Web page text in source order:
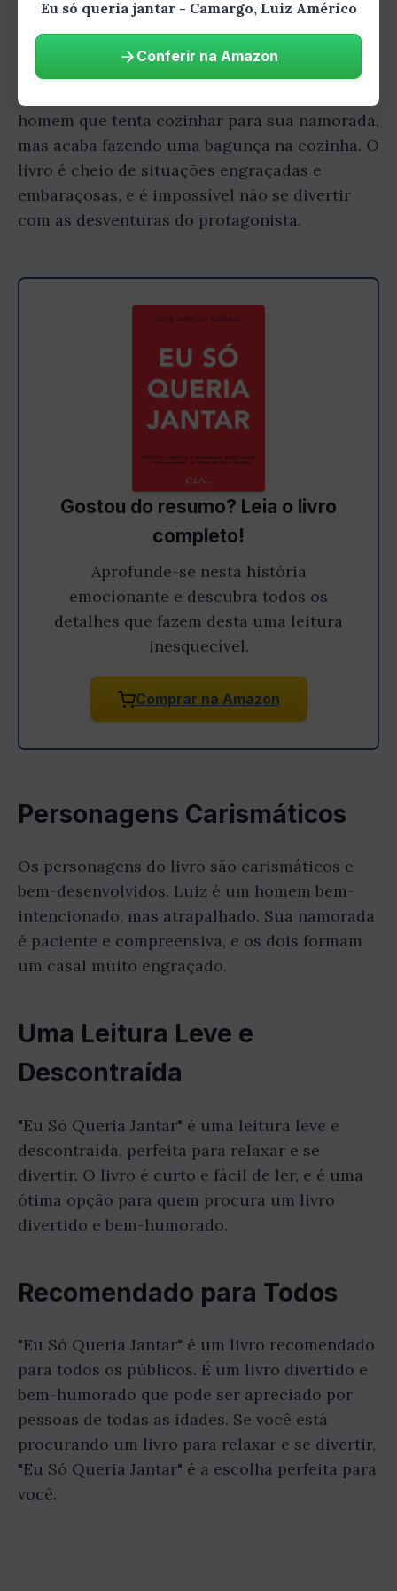
Humorado
"Eu Só Queria Jantar" é um livro divertido e
bem-humorado que conta a história de um
homem que tenta cozinhar para sua namorada,
mas acaba fazendo uma bagunça na cozinha. O
livro é cheio de situações engraçadas e
embaraçosas, e é impossível não se divertir
com as desventuras do protagonista.
Gostou do resumo? Leia o livro
completo!
Aprofunde-se nesta história
emocionante e descubra todos os
detalhes que fazem desta uma leitura
inesquecível.
Comprar na Amazon
Personagens Carismáticos
Os personagens do livro são carismáticos e
bem-desenvolvidos. Luiz é um homem bem-
intencionado, mas atrapalhado. Sua namorada
é paciente e compreensiva, e os dois formam
um casal muito engraçado.
Uma Leitura Leve e
Descontraída
"Eu Só Queria Jantar" é uma leitura leve e
descontraída, perfeita para relaxar e se
divertir. O livro é curto e fácil de ler, e é uma
ótima opção para quem procura um livro
divertido e bem-humorado.
Recomendado para Todos
"Eu Só Queria Jantar" é um livro recomendado
para todos os públicos. É um livro divertido e
bem-humorado que pode ser apreciado por
pessoas de todas as idades. Se você está
procurando um livro para relaxar e se divertir,
"Eu Só Queria Jantar" é a escolha perfeita para
você.
Eu só queria jantar - Camargo, Luiz Américo
Conferir na Amazon